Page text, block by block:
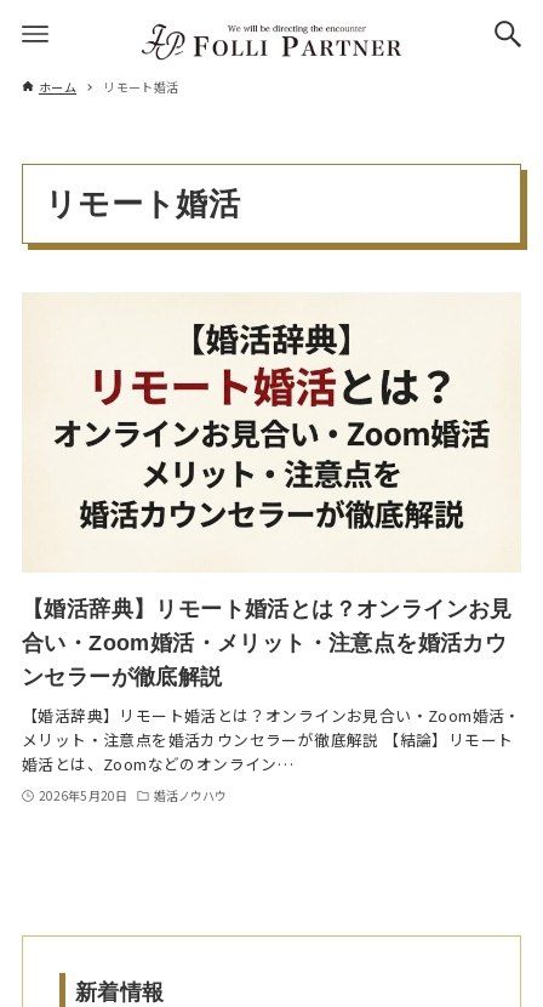
ホーム リモート婚活
リモート婚活
【婚活辞典】リモート婚活とは？オンラインお見
合い・Zoom婚活・メリット・注意点を婚活カウ
ンセラーが徹底解説
【婚活辞典】リモート婚活とは？オンラインお見合い・Zoom婚活・
メリット・注意点を婚活カウンセラーが徹底解説 【結論】リモート
婚活とは、Zoomなどのオンライン…
2026年5月20日 婚活ノウハウ
新着情報